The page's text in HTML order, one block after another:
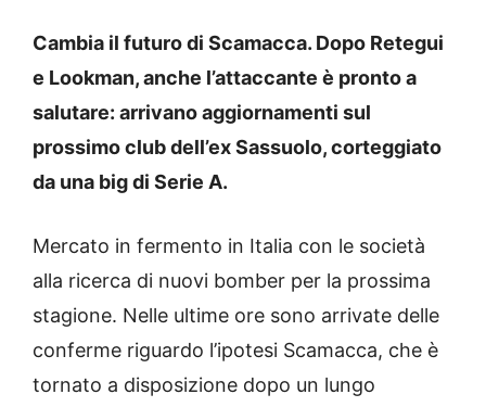
Cambia il futuro di Scamacca. Dopo Retegui
e Lookman, anche l’attaccante è pronto a
salutare: arrivano aggiornamenti sul
prossimo club dell’ex Sassuolo, corteggiato
da una big di Serie A.
Mercato in fermento in Italia con le società
alla ricerca di nuovi bomber per la prossima
stagione. Nelle ultime ore sono arrivate delle
conferme riguardo l’ipotesi Scamacca, che è
tornato a disposizione dopo un lungo